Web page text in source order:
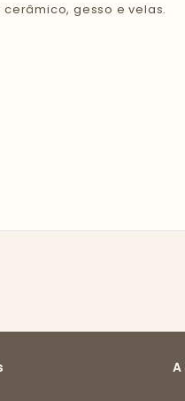
gesso e velas.